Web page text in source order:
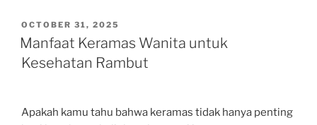
POSTED
ON
OCTOBER 31, 2025
Manfaat Keramas Wanita untuk
Kesehatan Rambut
Apakah kamu tahu bahwa keramas tidak hanya penting